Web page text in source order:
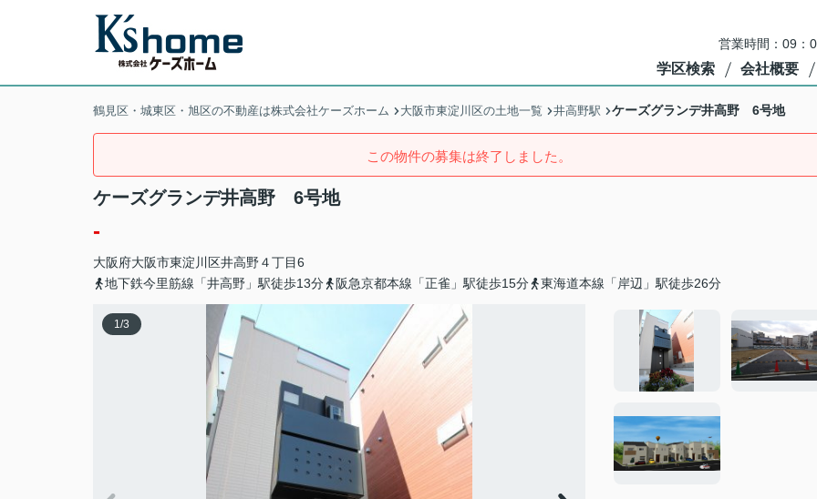
営業時間：09：
学区検索 会社概要
鶴見区・城東区・旭区の不動産は株式会社ケーズホーム 大阪市東淀川区の土地一覧 井高野駅 ケーズグランデ井高野 6号地
この物件の募集は終了しました。
ケーズグランデ井高野 6号地
-
大阪府大阪市東淀川区井高野４丁目6
地下鉄今里筋線「井高野」駅徒歩13分
阪急京都本線「正雀」駅徒歩15分 東海道本線「岸辺」駅徒歩26分
1/3